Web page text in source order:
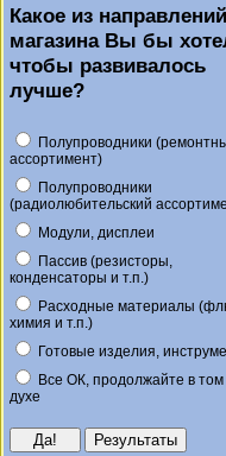
Какое из направлений
магазина Вы бы
чтобы развивалось
лучше?
Полупроводники
ассортимент)
Полупроводники
(радиолюбительский
Модули, дисплеи
Пассив (резисторы,
конденсаторы и т.п.)
Расходные материалы
химия и т.п.)
Готовые изделия,
Все ОК, продолжайте в
духе